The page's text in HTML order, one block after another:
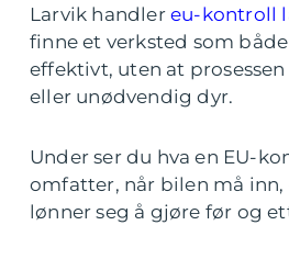
Larvik handler eu-kontroll
finne et verksted som
effektivt, uten at
eller unødvendig dyr.
Under ser du hva en EU-
omfatter, når bilen må inn,
lønner seg å gjøre før og